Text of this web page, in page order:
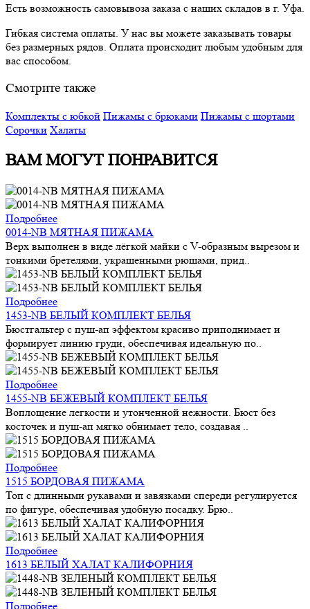
Есть возможность самовывоза заказа с наших складов в г. Уфа.
Гибкая система оплаты. У нас вы можете заказывать товары
без размерных рядов. Оплата происходит любым удобным для
вас способом.
Смотрите также
Комплекты с юбкой Пижамы с брюками Пижамы с шортами
Сорочки Халаты
ВАМ МОГУТ ПОНРАВИТСЯ
Подробнее
0014-NB МЯТНАЯ ПИЖАМА
Верх выполнен в виде лёгкой майки с V-образным вырезом и
тонкими бретелями, украшенными рюшами, прид..
Подробнее
1453-NB БЕЛЫЙ КОМПЛЕКТ БЕЛЬЯ
Бюстгальтер с пуш-ап эффектом красиво приподнимает и
формирует линию груди, обеспечивая идеальную по..
Подробнее
1455-NB БЕЖЕВЫЙ КОМПЛЕКТ БЕЛЬЯ
Воплощение легкости и утонченной нежности. Бюст без
косточек и пуш-ап мягко обнимает тело, создавая ..
Подробнее
1515 БОРДОВАЯ ПИЖАМА
Топ с длинными рукавами и завязками спереди регулируется
по фигуре, обеспечивая удобную посадку. Брю..
Подробнее
1613 БЕЛЫЙ ХАЛАТ КАЛИФОРНИЯ
Подробнее